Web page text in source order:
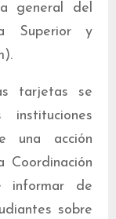
general del
Superior y
tarjetas se
una acción
informar de
sobre